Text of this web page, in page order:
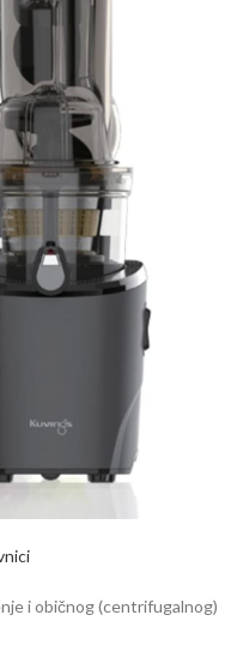
i običnog (centrifugalnog)